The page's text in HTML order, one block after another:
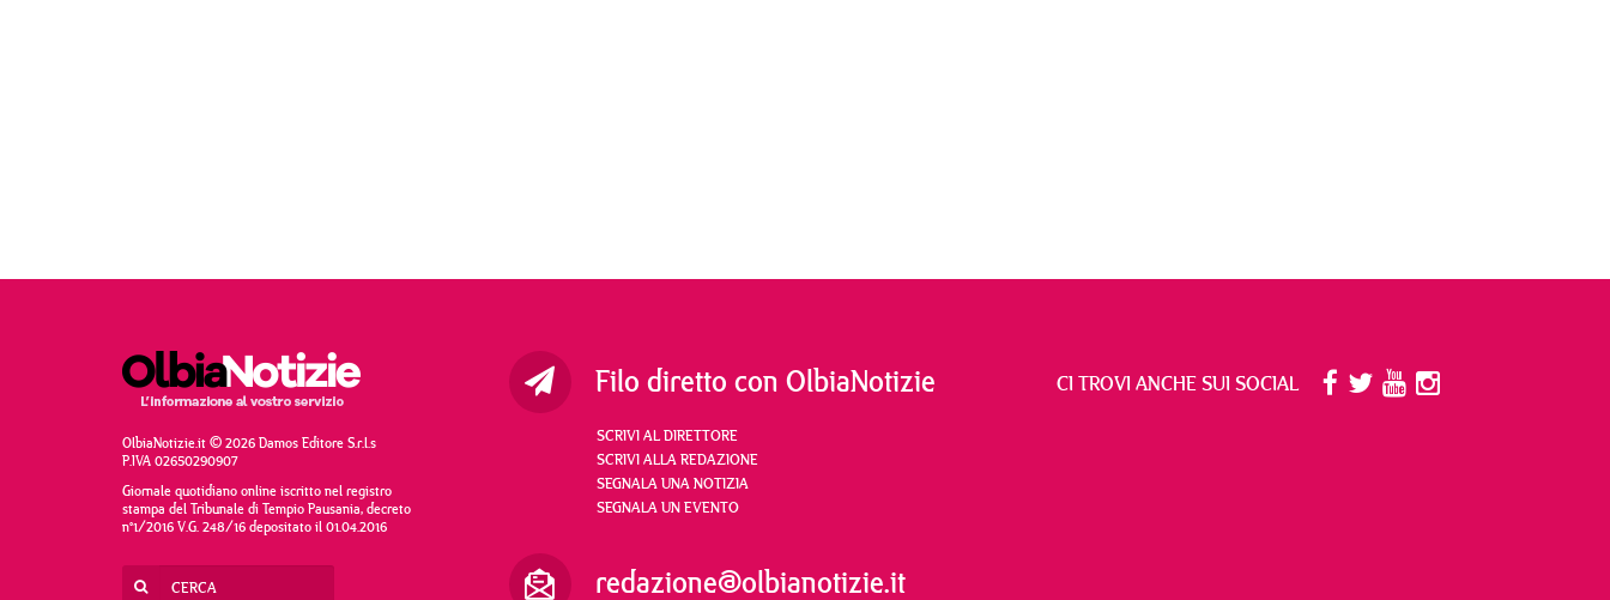
OlbiaNotizie.it © 2026 Damos Editore S.r.l.s
P.IVA 02650290907
Giornale quotidiano online iscritto nel registro
stampa del Tribunale di Tempio Pausania, decreto
n°1/2016 V.G. 248/16 depositato il 01.04.2016
Filo diretto con OlbiaNotizie
SCRIVI AL DIRETTORE
SCRIVI ALLA REDAZIONE
SEGNALA UNA NOTIZIA
SEGNALA UN EVENTO
redazione@olbianotizie.it
CI TROVI ANCHE SUI SOCIAL